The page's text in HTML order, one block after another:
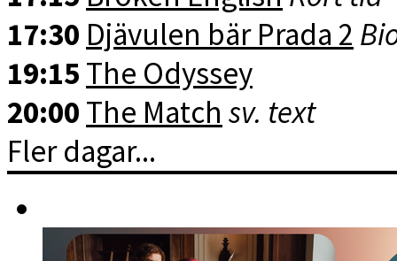
17:30 Djävulen bär Prada 2
19:15 The Odyssey
20:00 The Match sv. text
Fler dagar...